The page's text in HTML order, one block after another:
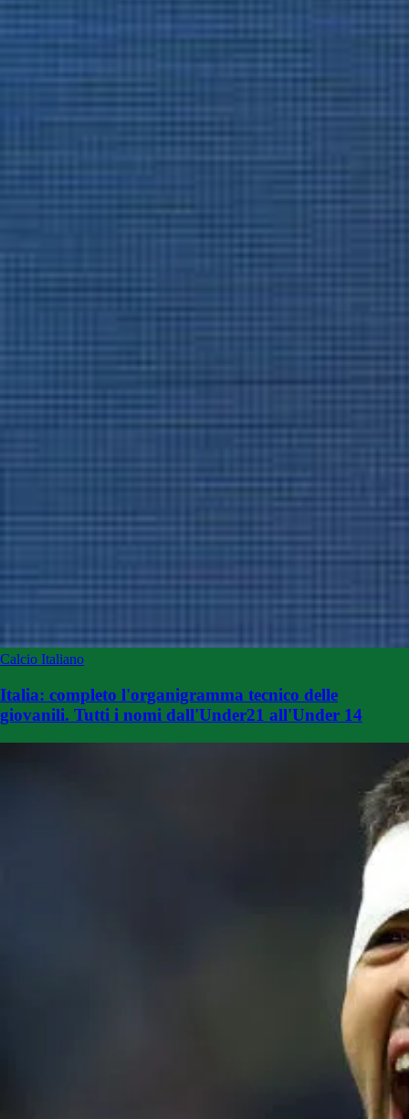
Calcio Italiano
Italia: completo l'organigramma tecnico delle
giovanili. Tutti i nomi dall'Under21 all'Under 14